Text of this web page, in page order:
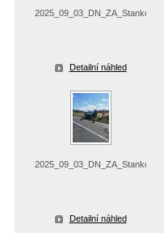
2025_09_03_DN_ZA_Stankovice
Detailní náhled
2025_09_03_DN_ZA_Stankovice
Detailní náhled